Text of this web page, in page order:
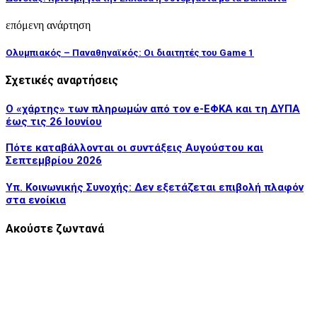
επόμενη ανάρτηση
Ολυμπιακός – Παναθηναϊκός: Οι διαιτητές του Game 1
Σχετικές αναρτήσεις
Ο «χάρτης» των πληρωμών από τον e-ΕΦΚΑ και τη ΔΥΠΑ
έως τις 26 Ιουνίου
Πότε καταβάλλονται οι συντάξεις Αυγούστου και
Σεπτεμβρίου 2026
Υπ. Κοινωνικής Συνοχής: Δεν εξετάζεται επιβολή πλαφόν
στα ενοίκια
Ακούστε ζωντανά